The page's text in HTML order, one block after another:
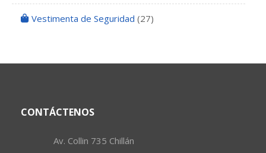
Vestimenta de Seguridad (27)
CONTÁCTENOS
Av. Collin 735 Chillán